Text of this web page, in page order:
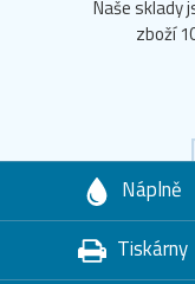
Naše sklady
zboží
Náplně
Tiskárny